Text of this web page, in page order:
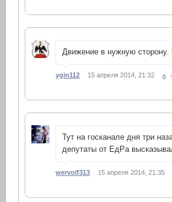
Движение в нужную сторону.
ygin112 15 апреля 2014, 21:32 0
Тут на госканале дня три
депутаты от ЕдРа
wervolf313 15 апреля 2014, 21:35